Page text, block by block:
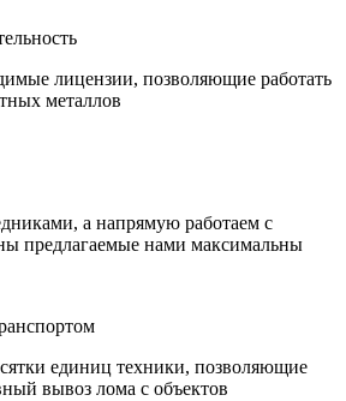
лицензии, позволяющие работать
металлов
а напрямую работаем с
предлагаемые нами максимальны
единиц техники, позволяющие
вывоз лома с объектов